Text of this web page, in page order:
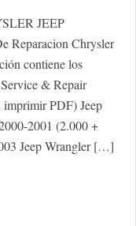
JEEP
Reparacion Chrysler
contiene los
& Repair
imprimir PDF) Jeep
2001 (2.000 +
Jeep Wrangler […]